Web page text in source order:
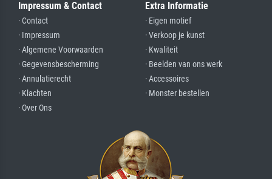
Impressum & Contact
· Contact
· Impressum
· Algemene Voorwaarden
· Gegevensbescherming
· Annulatierecht
· Klachten
· Over Ons
Extra Informatie
· Eigen motief
· Verkoop je kunst
· Kwaliteit
· Beelden van ons werk
· Accessoires
· Monster bestellen